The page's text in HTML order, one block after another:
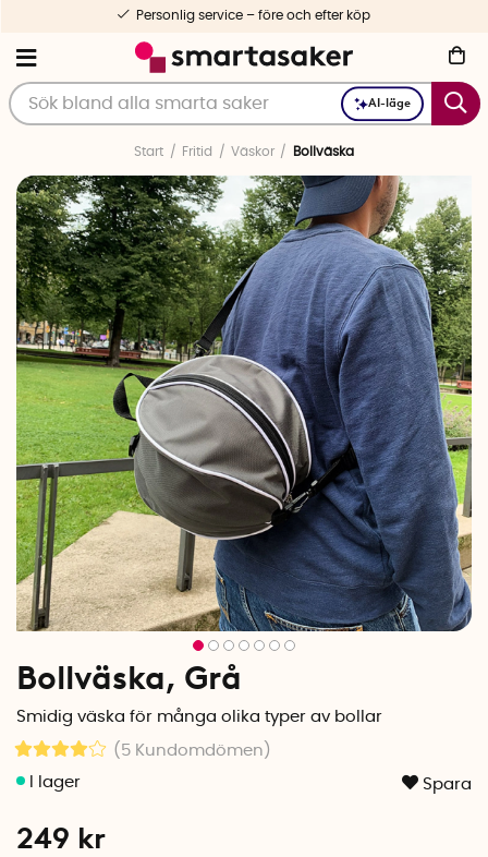
AI-läge
Personlig service – före och efter köp
Start Fritid Väskor Bollväska
Bollväska, Grå
Smidig väska för många olika typer av bollar
(5 Kundomdömen )
Spara
249 kr